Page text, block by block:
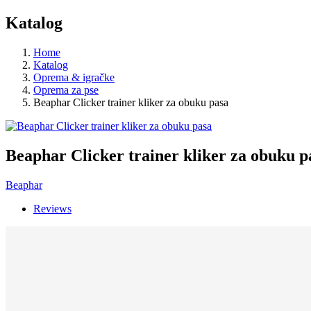
Katalog
Home
Katalog
Oprema & igračkе
Oprema za pse
Beaphar Clicker trainer kliker za obuku pasa
Beaphar Clicker trainer kliker za obuku
Beaphar
Reviews